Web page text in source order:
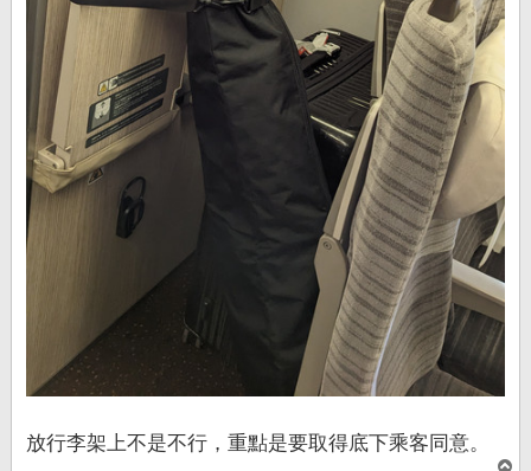
放行李架上不是不行，重點是要取得底下乘客同意。